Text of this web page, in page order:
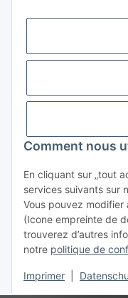
Comment nous
En cliquant sur „tout
services suivants sur
Vous pouvez modifier
(Icone empreinte de
trouverez d’autres
notre politique de
Imprimer
Storkower Straße 158
D-10407 Berlin
CONTACT
Fax: +49 (0)30 555 70 70
* Tous les prix incluent la